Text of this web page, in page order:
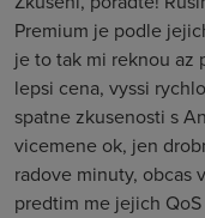
Premium je podle
je to tak mi reknou az
lepsi cena, vyssi
spatne zkusenosti s
vicemene ok, jen
radove minuty, obcas
predtim me jejich